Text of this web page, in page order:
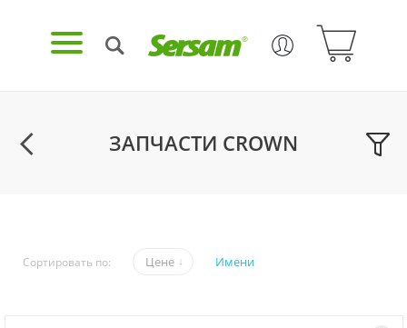
ЗАПЧАСТИ CROWN
Сортировать по: Цене Имени